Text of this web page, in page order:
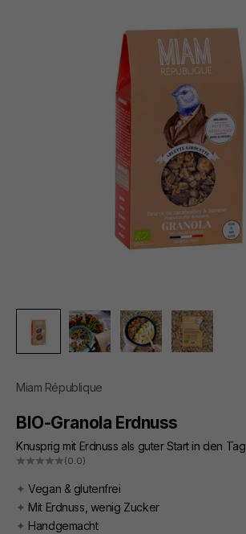
Miam République
BIO-Granola Erdnuss
Knusprig mit Erdnuss als guter Start in den Tag
(0.0)
✦ Vegan & glutenfrei
✦ Mit Erdnuss, wenig Zucker
✦ Handgemacht